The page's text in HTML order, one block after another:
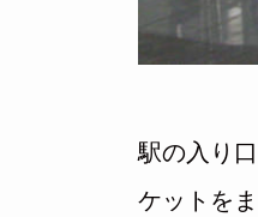
駅の入り
ケットを